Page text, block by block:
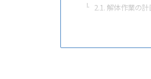
2.1. 解体作業の